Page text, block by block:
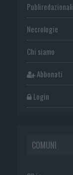
Publiredazionali
Necrologie
Chi siamo
Abbonati
Login
COMUNI